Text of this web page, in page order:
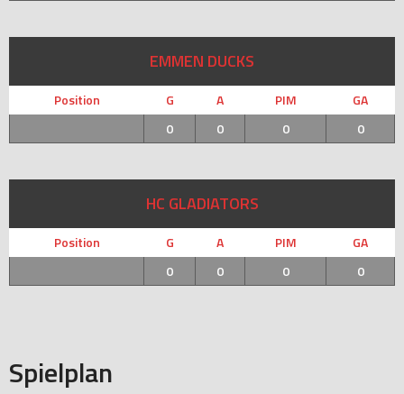
EMMEN DUCKS
Position G A PIM
GA
0
0 0 0
HC GLADIATORS
Position G A PIM
GA
0
0 0 0
Spielplan